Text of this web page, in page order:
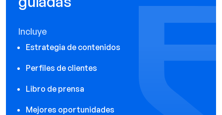
Incluye
Estrategia de contenidos
Perfiles de clientes
Libro de prensa
Mejores oportunidades